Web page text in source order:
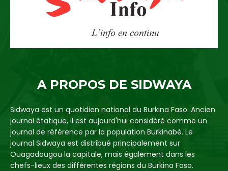
A PROPOS DE SIDWAYA
Sidwaya est un quotidien national du Burkina Faso. Ancien
journal étatique, il est aujourd'hui considéré comme un
journal de référence par la population Burkinabè. Le
journal Sidwaya est distribué principalement sur
Ouagadougou la capitale, mais également dans les
chefs-lieux des différentes régions du Burkina Faso.